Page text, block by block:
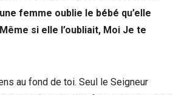
femme oublie le bébé qu’elle
si elle l’oubliait, Moi Je te
au fond de toi. Seul le Seigneur